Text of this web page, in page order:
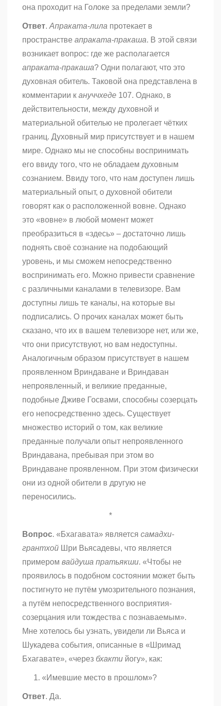
она проходит на Голоке за пределами земли?
Ответ. Апраката-лила протекает в
пространстве апраката-пракаша. В этой связи
возникает вопрос: где же располагается
апраката-пракаша? Одни полагают, что это
духовная обитель. Таковой она представлена в
комментарии к ануччхеде 107. Однако, в
действительности, между духовной и
материальной обителью не пролегает чётких
границ. Духовный мир присутствует и в нашем
мире. Однако мы не способны воспринимать
его ввиду того, что не обладаем духовным
сознанием. Ввиду того, что нам доступен лишь
материальный опыт, о духовной обители
говорят как о расположенной вовне. Однако
это «вовне» в любой момент может
преобразиться в «здесь» – достаточно лишь
поднять своё сознание на подобающий
уровень, и мы сможем непосредственно
воспринимать его. Можно привести сравнение
с различными каналами в телевизоре. Вам
доступны лишь те каналы, на которые вы
подписались. О прочих каналах может быть
сказано, что их в вашем телевизоре нет, или же,
что они присутствуют, но вам недоступны.
Аналогичным образом присутствует в нашем
проявленном Вриндаване и Вриндаван
непроявленный, и великие преданные,
подобные Дживе Госвами, способны созерцать
его непосредственно здесь. Существует
множество историй о том, как великие
преданные получали опыт непроявленного
Вриндавана, пребывая при этом во
Вриндаване проявленном. При этом физически
они из одной обители в другую не
переносились.
*
Вопрос. «Бхагавата» является самадхи-
грантхой Шри Вьясадевы, что является
примером вайдуша пратьякши. «Чтобы не
проявилось в подобном состоянии может быть
постигнуто не путём умозрительного познания,
а путём непосредственного восприятия-
созерцания или тождества с познаваемым».
Мне хотелось бы узнать, увидели ли Вьяса и
Шукадева события, описанные в «Шримад
Бхагавате», «через бхакти йогу», как:
«Имевшие место в прошлом»?
Ответ. Да.